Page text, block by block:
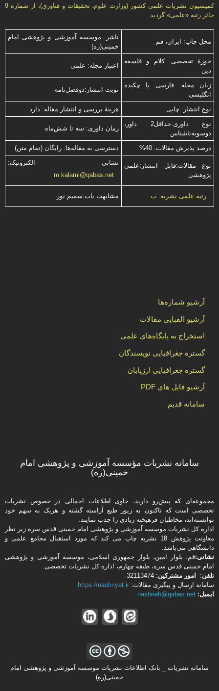
كميسيون نشريات علمی كشور (وزارت علوم، تحقيقات و فناوري)، از شماره 9
حائز رتبه «علمی» گرديد.
محل چاپ: ایران، قم
ناشر: موسسه آموزشی و پژوهشی امام
خمینی(ره)
حوزۀ تخصصی: کلام و فلسفه
دین
اعتبار مجله: علمی
زبان مجله: فارسی با چكیده
انگلیسی
نوبت انتشار:دوفصل‌نامه
نوع انتشار: چاپی
هزینۀ بررسی و انتشار مقاله: دارد
نوع داوری:حداقل2 داور،
دوسویه‌ناشناس
زمان داوری: سه تا شش‌ماه
درصد پذیرش مقالات: 40% دسترسی به مقاله‌ها: رایگان (تمام متن)
نوع مقالات:قابل انتشار:علمی
پژوهشی
نشانی الکترونیک:
m.kalami@qabas.net
رتبه علمی نشریه: ب مشابهت ياب:سميم نور
آرشیو شماره‌ها
آرشیو الفبایی مقالات
استخراج به پایگاه‌های علمی
گستره جغرافیایی نویسندگان
گستره جغرافیایی ارزیابان
آرشیو فایل های PDF
سامانه قدیم
سامانه نشریات مؤسسه آموزشی و پژوهشی امام
خمینی(ره)
مجموعه‌ای که پیش‌رو دارید،‌ حاوی اطلاعات اجمالی در خصوص نشریات
تخصصی است که تاکنون به زیور طبع آراسته گشته و هریک به سهم خود
توانسته‌اند، مخاطبان فرهیخته‌ زیادی را جذب نمایند.
اداره كل نشریات موسسه آموزشی و پژوهشی امام خمینی قدس سره زیر نظر
معاونت پژوهش 18 نشریه چاپ می کند که مورد استقبال مجامع علمی و
دانشگاهی می‌باشد.
نشانی:قم، بلوار امین، بلوار جمهوری اسلامی، موسسه آموزشی و پژوهشی
امام خمینی قدس سره، طبقه چهارم، اداره كل نشریات تخصصی.
تلفن: امور مشتركین: 32113474
سامانه ارسال و پیگیری مقالات: https://nashriyat.ir
ایمیل: nashrieh@qabas.net
سامانه نشریات _ بانک اطلاعات نشریات موسسه آموزشی و پژوهشی امام
خمینی(ره)